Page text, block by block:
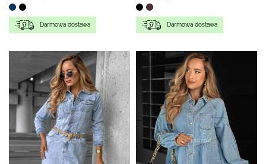
Darmowa dostawa Darmowa dostawa